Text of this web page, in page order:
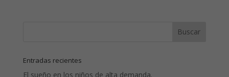
Entradas recientes
El sueño en los niños de alta demanda.